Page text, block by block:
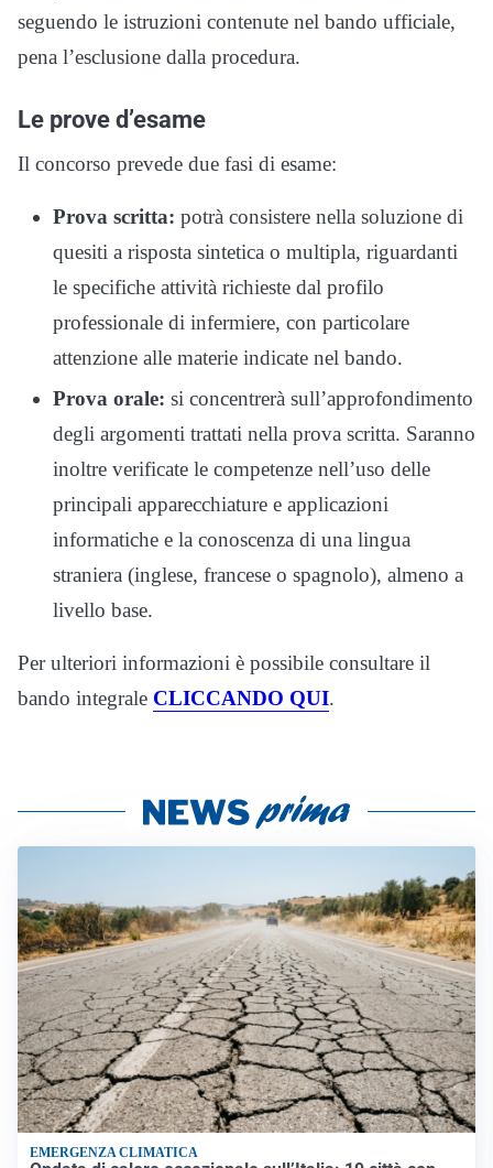
seguendo le istruzioni contenute nel bando ufficiale,
pena l’esclusione dalla procedura.
Le prove d’esame
Il concorso prevede due fasi di esame:
Prova scritta: potrà consistere nella soluzione di
quesiti a risposta sintetica o multipla, riguardanti
le specifiche attività richieste dal profilo
professionale di infermiere, con particolare
attenzione alle materie indicate nel bando.
Prova orale: si concentrerà sull’approfondimento
degli argomenti trattati nella prova scritta. Saranno
inoltre verificate le competenze nell’uso delle
principali apparecchiature e applicazioni
informatiche e la conoscenza di una lingua
straniera (inglese, francese o spagnolo), almeno a
livello base.
Per ulteriori informazioni è possibile consultare il
bando integrale CLICCANDO QUI.
EMERGENZA CLIMATICA